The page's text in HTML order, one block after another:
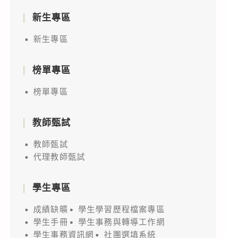
新生專區
新生專區
榜單專區
榜單專區
教師甄試
教師甄試
代理教師甄試
學生專區
成績缺曠
學生學習歷程檔案專區
學生手冊
學生事務與轉導工作網
學生事務資訊網
社團選填系統